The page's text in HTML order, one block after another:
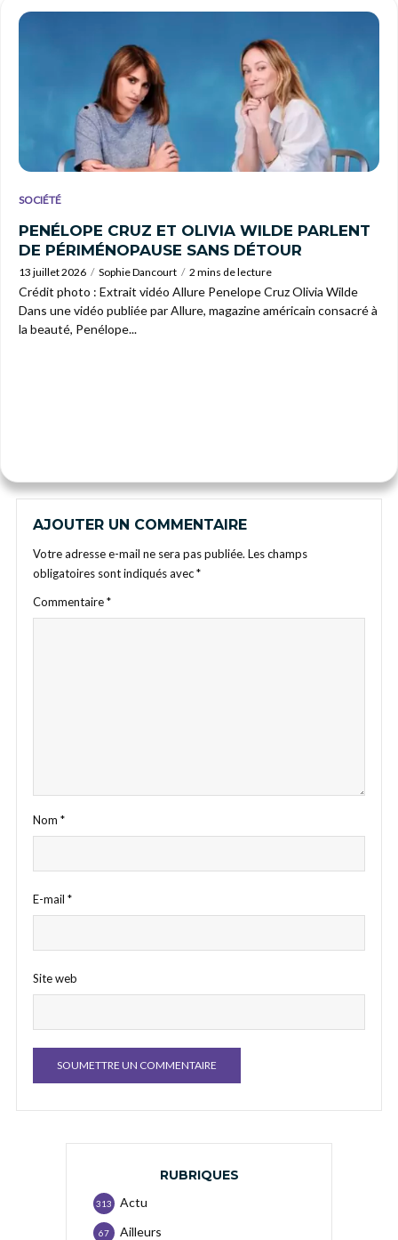
SOCIÉTÉ
PENÉLOPE CRUZ ET OLIVIA WILDE PARLENT
DE PÉRIMÉNOPAUSE SANS DÉTOUR
13 juillet 2026 Sophie Dancourt 2 mins de lecture
Crédit photo : Extrait vidéo Allure Penelope Cruz Olivia Wilde
Dans une vidéo publiée par Allure, magazine américain consacré à
la beauté, Penélope...
AJOUTER UN COMMENTAIRE
Votre adresse e-mail ne sera pas publiée. Les champs
obligatoires sont indiqués avec*
Commentaire*
Nom *
E-mail *
Site web
RUBRIQUES
Actu
313
Ailleurs
67